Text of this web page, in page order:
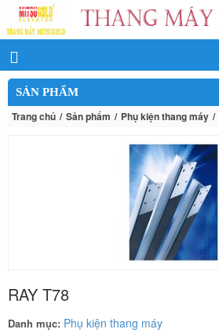
SẢN PHẨM
Trang chủ Sản phẩm Phụ kiện thang máy
RAY T78
Danh mục: Phụ kiện thang máy